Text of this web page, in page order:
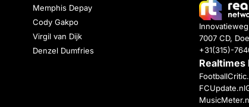
Memphis Depay
Cody Gakpo
Virgil van Dijk
Denzel Dumfries
7007 CD,
+31(315)-
FCUpdate.nl